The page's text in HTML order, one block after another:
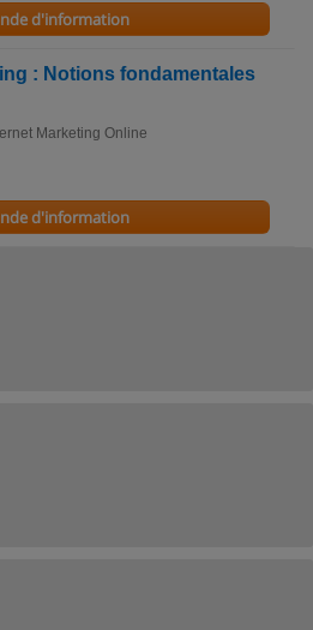
d'information
: Notions fondamentales
Marketing Online
d'information